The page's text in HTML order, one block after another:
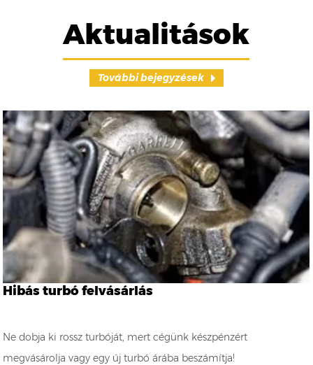
Aktualitások
További bejegyzések
Hibás turbó felvásárlás
Ne dobja ki rossz turbóját, mert cégünk készpénzért
megvásárolja vagy egy új turbó árába beszámítja!